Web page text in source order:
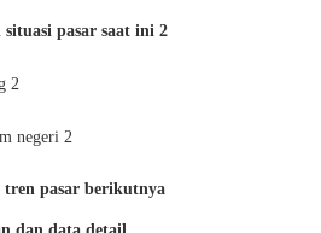
situasi pasar saat ini 2
2
negeri 2
pasar berikutnya